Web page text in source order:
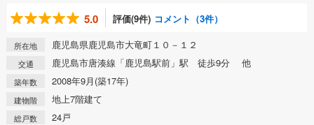
5.0 評価(9件) コメント（3件）
所在地 鹿児島県鹿児島市大竜町１０－１２
交通 鹿児島市唐湊線「鹿児島駅前」駅 徒歩9分 他
築年数 2008年9月(築17年)
建物階 地上7階建て
総戸数 24戸